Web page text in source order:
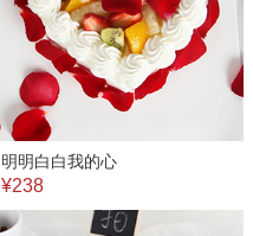
明明白白我的心
¥238